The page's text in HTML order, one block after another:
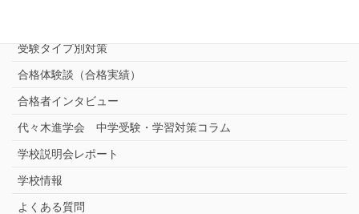
受験タイプ別対策
合格体験談（合格実績）
合格者インタビュー
代々木進学会 中学受験・学習対策コラム
学校説明会レポート
学校情報
よくある質問